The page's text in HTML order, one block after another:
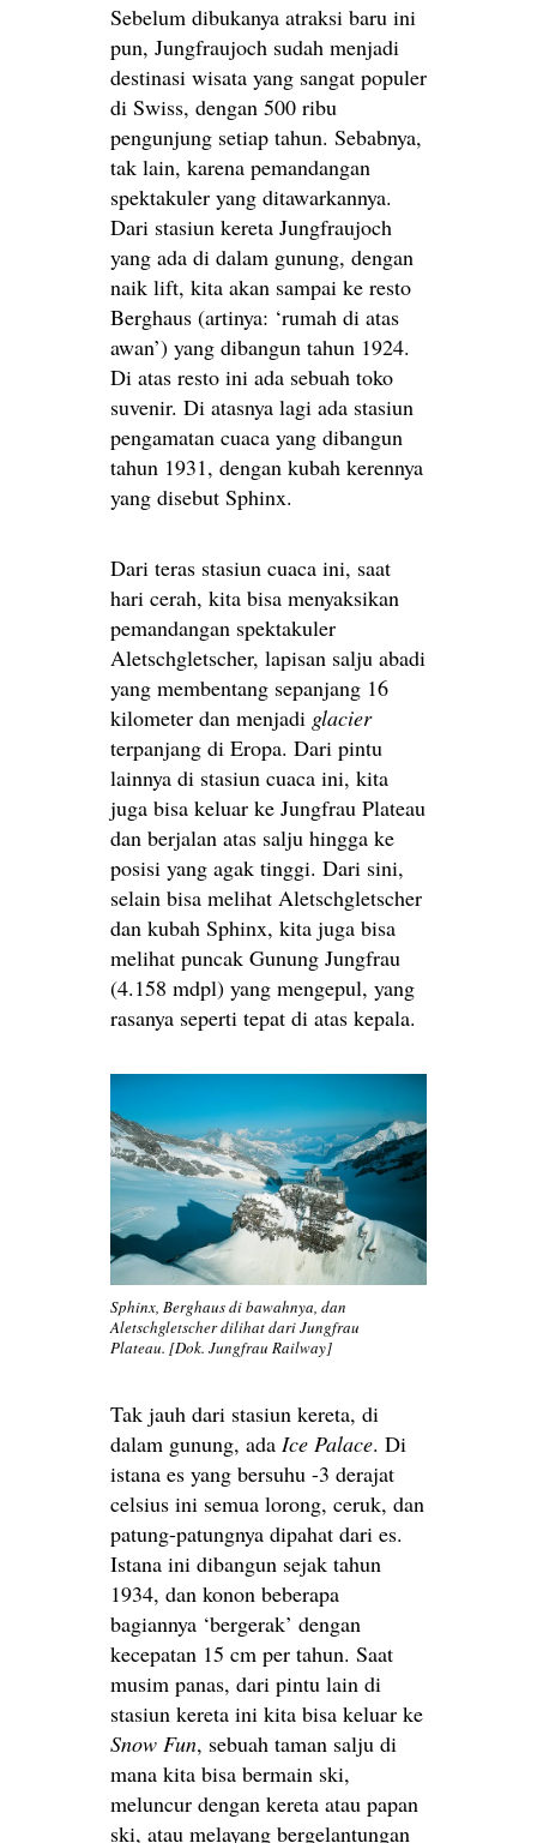
Sebelum dibukanya atraksi baru ini
pun, Jungfraujoch sudah menjadi
destinasi wisata yang sangat populer
di Swiss, dengan 500 ribu
pengunjung setiap tahun. Sebabnya,
tak lain, karena pemandangan
spektakuler yang ditawarkannya.
Dari stasiun kereta Jungfraujoch
yang ada di dalam gunung, dengan
naik lift, kita akan sampai ke resto
Berghaus (artinya: ‘rumah di atas
awan’) yang dibangun tahun 1924.
Di atas resto ini ada sebuah toko
suvenir. Di atasnya lagi ada stasiun
pengamatan cuaca yang dibangun
tahun 1931, dengan kubah kerennya
yang disebut Sphinx.
Dari teras stasiun cuaca ini, saat
hari cerah, kita bisa menyaksikan
pemandangan spektakuler
Aletschgletscher, lapisan salju abadi
yang membentang sepanjang 16
kilometer dan menjadi glacier
terpanjang di Eropa. Dari pintu
lainnya di stasiun cuaca ini, kita
juga bisa keluar ke Jungfrau Plateau
dan berjalan atas salju hingga ke
posisi yang agak tinggi. Dari sini,
selain bisa melihat Aletschgletscher
dan kubah Sphinx, kita juga bisa
melihat puncak Gunung Jungfrau
(4.158 mdpl) yang mengepul, yang
rasanya seperti tepat di atas kepala.
Sphinx, Berghaus di bawahnya, dan
Aletschgletscher dilihat dari Jungfrau
Plateau. [Dok. Jungfrau Railway]
Tak jauh dari stasiun kereta, di
dalam gunung, ada Ice Palace. Di
istana es yang bersuhu -3 derajat
celsius ini semua lorong, ceruk, dan
patung-patungnya dipahat dari es.
Istana ini dibangun sejak tahun
1934, dan konon beberapa
bagiannya ‘bergerak’ dengan
kecepatan 15 cm per tahun. Saat
musim panas, dari pintu lain di
stasiun kereta ini kita bisa keluar ke
Snow Fun, sebuah taman salju di
mana kita bisa bermain ski,
meluncur dengan kereta atau papan
ski, atau melayang bergelantungan